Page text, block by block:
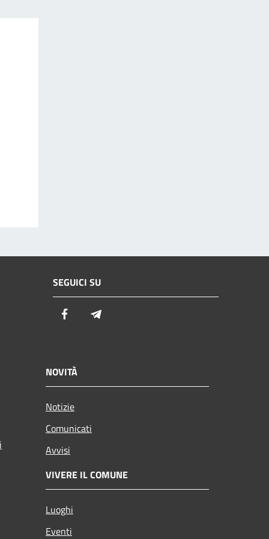
SEGUICI SU
Facebook
NOVITÀ
Notizie
Comunicati
Avvisi
VIVERE IL COMUNE
Luoghi
Eventi